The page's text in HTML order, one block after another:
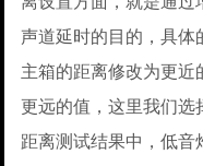
声道延时的目的，具体
主箱的距离修改为更近
更远的值，这里我们选
距离测试结果中，低音